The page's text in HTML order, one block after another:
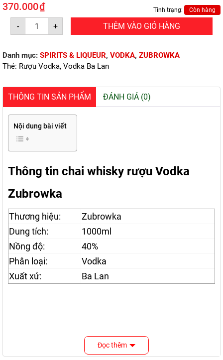
370.000₫ Tình trạng: Còn hàng
-
RƯỢU
VODKA
ZUBROWKA
lượng
+ THÊM VÀO GIỎ HÀNG
Danh mục: SPIRITS & LIQUEUR, VODKA, ZUBROWKA
Thẻ: Rượu Vodka, Vodka Ba Lan
THÔNG TIN SẢN PHẨM ĐÁNH GIÁ (0)
Nội dung bài viết
Thông tin chai whisky rượu Vodka
Zubrowka
Thương hiệu:
Zubrowka
Dung tích:
1000ml
Nồng độ:
40%
Phân loại:
Vodka
Xuất xứ:
Ba Lan
Đọc thêm